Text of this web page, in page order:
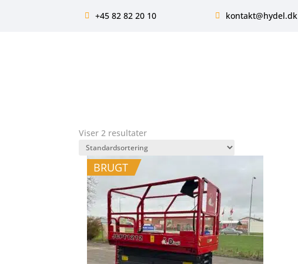
+45 82 82 20 10 kontakt@hydel.dk
Viser 2 resultater
BRUGT